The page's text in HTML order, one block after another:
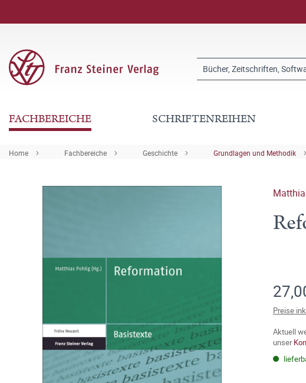
FACHBEREICHE SCHRIFTENREIHEN
Home Fachbereiche Geschichte Grundlagen und Methodik
Preise
Aktuell
unser